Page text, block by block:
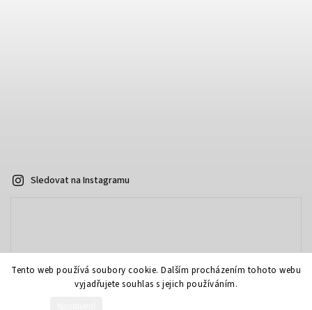
Tento web používá soubory cookie. Dalším procházením tohoto webu
vyjadřujete souhlas s jejich používáním.
Sledovat na Instagramu